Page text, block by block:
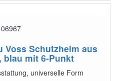
Voss Schutzhelm aus
blau mit 6-Punkt
universelle Form